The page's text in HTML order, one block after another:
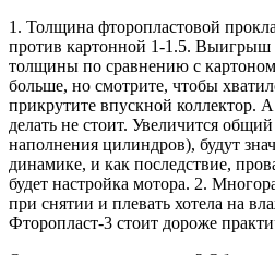
1. Толщина фторопластовой
против картонной 1-1.5. Выигрыш
толщины по сравнению с
больше, но смотрите, чтобы
прикрутите впускной коллектор.
делать не стоит. Увеличится
наполнения цилиндров), будут
динамике, и как последствие,
будет настройка мотора. 2.
при снятии и плевать хотела на
Фторопласт-3 стоит дороже